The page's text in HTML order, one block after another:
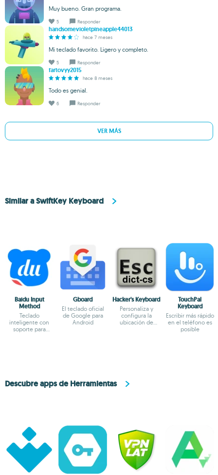
Muy bueno. Gran programa.
5 Responder
handsomevioletpineapple44013
hace 7 meses
Mi teclado favorito. Ligero y completo.
5 Responder
fartovyy2015
hace 8 meses
Todo es genial.
6 Responder
VER MÁS
Similar a SwiftKey Keyboard
Baidu Input
Method
Teclado
inteligente con
soporte para
Gboard
El teclado oficial
de Google para
Android
Hacker's Keyboard
Personaliza y
configura la
ubicación de
TouchPal
Keyboard
Escribir más rápido
en el teléfono es
posible
Descubre apps de Herramientas